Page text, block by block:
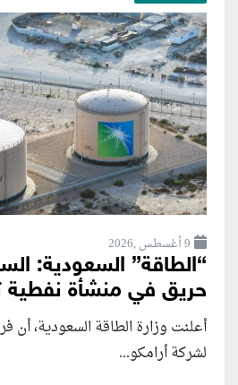
9 أغسطس ,2026
“الطاقة” السعودية:
حريق في منشأة نفطية
أعلنت وزارة الطاقة السعودية، أن
لشركة أرامكو...